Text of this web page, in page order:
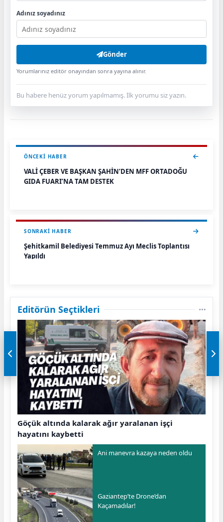
Adınız soyadınız
Gönder
Yorumlarınız editör onayından sonra yayına alınır.
Bu habere henüz yorum yapılmamış. İlk yorumu siz yazın.
ÖNCEKI HABER
VALİ ÇEBER VE BAŞKAN ŞAHİN’DEN MFF ORTADOĞU
GIDA FUARI’NA TAM DESTEK
SONRAKI HABER
Şehitkamil Belediyesi Temmuz Ayı Meclis Toplantısı
Yapıldı
Editörün Seçtikleri
Göçük altında kalarak ağır yaralanan işçi
hayatını kaybetti
Ani manevra kazaya neden oldu
Gaziantep’te Drone’dan
Kaçamadılar!